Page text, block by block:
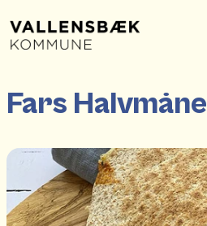
Fars Halvmåne